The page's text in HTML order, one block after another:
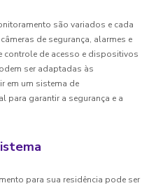
são variados e cada
de segurança, alarmes e
controle de acesso e dispositivos
ser adaptadas às
em um sistema de
para garantir a segurança e a
para sua residência pode ser